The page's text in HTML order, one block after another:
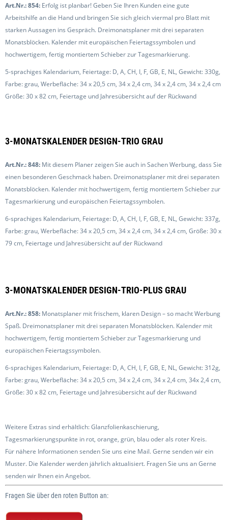
Art.Nr.: 854: Erfolg ist planbar! Geben Sie Ihren Kunden eine gute
Arbeitshilfe an die Hand und bringen Sie sich gleich viermal pro Blatt mit
starken Aussagen ins Gespräch. Dreimonatsplaner mit drei separaten
Monatsblöcken. Kalender mit europäischen Feiertagssymbolen und
hochwertigem, fertig montiertem Schieber zur Tagesmarkierung.
5-sprachiges Kalendarium, Feiertage: D, A, CH, I, F, GB, E, NL, Gewicht: 330g,
Farbe: grau, Werbefläche: 34 x 20,5 cm, 34 x 2,4 cm, 34 x 2,4 cm, 34 x 2,4 cm
Größe: 30 x 82 cm, Feiertage und Jahresübersicht auf der Rückwand
3-MONATSKALENDER DESIGN-TRIO GRAU
Art.Nr.: 848: Mit diesem Planer zeigen Sie auch in Sachen Werbung, dass Sie
einen besonderen Geschmack haben. Dreimonatsplaner mit drei separaten
Monatsblöcken. Kalender mit hochwertigem, fertig montiertem Schieber zur
Tagesmarkierung und europäischen Feiertagssymbolen.
6-sprachiges Kalendarium, Feiertage: D, A, CH, I, F, GB, E, NL, Gewicht: 337g,
Farbe: grau, Werbefläche: 34 x 20,5 cm, 34 x 2,4 cm, 34 x 2,4 cm, Größe: 30 x
79 cm, Feiertage und Jahresübersicht auf der Rückwand
3-MONATSKALENDER DESIGN-TRIO-PLUS GRAU
Art.Nr.: 858: Monatsplaner mit frischem, klaren Design – so macht Werbung
Spaß. Dreimonatsplaner mit drei separaten Monatsblöcken. Kalender mit
hochwertigem, fertig montiertem Schieber zur Tagesmarkierung und
europäischen Feiertagssymbolen.
6-sprachiges Kalendarium, Feiertage: D, A, CH, I, F, GB, E, NL, Gewicht: 312g,
Farbe: grau, Werbefläche: 34 x 20,5 cm, 34 x 2,4 cm, 34 x 2,4 cm, 34x 2,4 cm,
Größe: 30 x 82 cm, Feiertage und Jahresübersicht auf der Rückwand
Weitere Extras sind erhältlich: Glanzfolienkaschierung,
Tagesmarkierungspunkte in rot, orange, grün, blau oder als roter Kreis.
Für nähere Informationen senden Sie uns eine Mail. Gerne senden wir ein
Muster. Die Kalender werden jährlich aktualisiert. Fragen Sie uns an Gerne
senden wir Ihnen ein Angebot.
Fragen Sie über den roten Button an: